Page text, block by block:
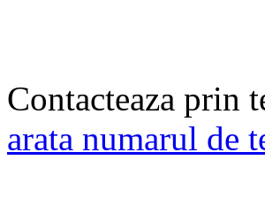
Contacteaza prin
arata numarul de